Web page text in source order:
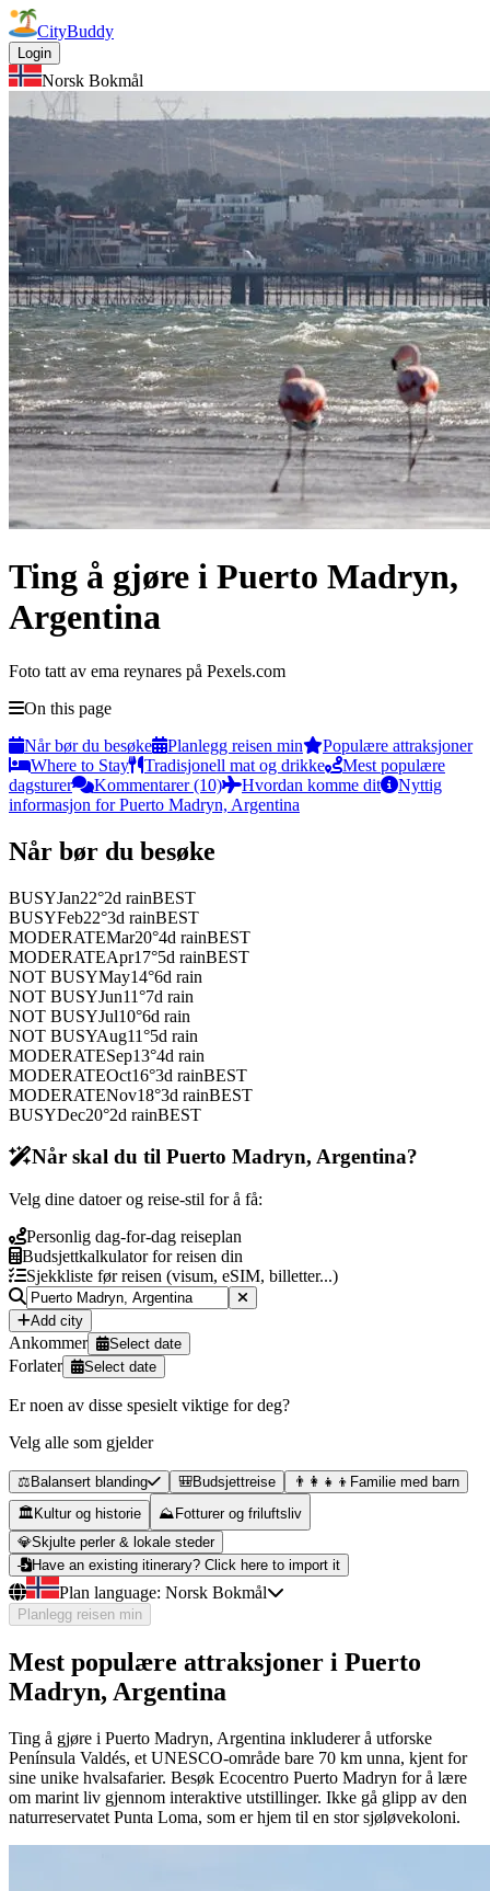
CityBuddy
Login
Norsk Bokmål
Ting å gjøre i Puerto Madryn,
Argentina
Foto tatt av ema reynares på Pexels.com
On this page
Når bør du besøke
Planlegg reisen min
Populære attraksjoner
Where to Stay
Tradisjonell mat og drikke
Mest populære
dagsturer
Kommentarer (10) Hvordan komme dit
Nyttig
informasjon for Puerto Madryn, Argentina
Når bør du besøke
BUSYJan22°2d rainBEST
BUSYFeb22°3d rainBEST
MODERATEMar20°4d rainBEST
MODERATEApr17°5d rainBEST
NOT BUSYMay14°6d rain
NOT BUSYJun11°7d rain
NOT BUSYJul10°6d rain
NOT BUSYAug11°5d rain
MODERATESep13°4d rain
MODERATEOct16°3d rainBEST
MODERATENov18°3d rainBEST
BUSYDec20°2d rainBEST
Når skal du til Puerto Madryn, Argentina?
Velg dine datoer og reise-stil for å få:
Personlig dag-for-dag reiseplan
Budsjettkalkulator for reisen din
Sjekkliste før reisen (visum, eSIM, billetter...)
Add city
Ankommer Select date
Forlater Select date
Er noen av disse spesielt viktige for deg?
Velg alle som gjelder
⚖️ Balansert blanding 🎒Budsjettreise 👨‍👩‍👧‍👦 Familie med barn
🏛️ Kultur og historie ⛰️ Fotturer og friluftsliv
💎Skjulte perler & lokale steder
Have an existing itinerary? Click here to import it
Plan language: Norsk Bokmål
Planlegg reisen min
Mest populære attraksjoner i Puerto
Madryn, Argentina
Ting å gjøre i Puerto Madryn, Argentina inkluderer å utforske
Península Valdés, et UNESCO-område bare 70 km unna, kjent for
sine unike hvalsafarier. Besøk Ecocentro Puerto Madryn for å lære
om marint liv gjennom interaktive utstillinger. Ikke gå glipp av den
naturreservatet Punta Loma, som er hjem til en stor sjøløvekoloni.